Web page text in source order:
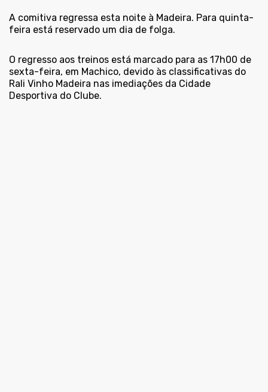
A comitiva regressa esta noite à Madeira. Para quinta-
feira está reservado um dia de folga.
O regresso aos treinos está marcado para as 17h00 de
sexta-feira, em Machico, devido às classificativas do
Rali Vinho Madeira nas imediações da Cidade
Desportiva do Clube.